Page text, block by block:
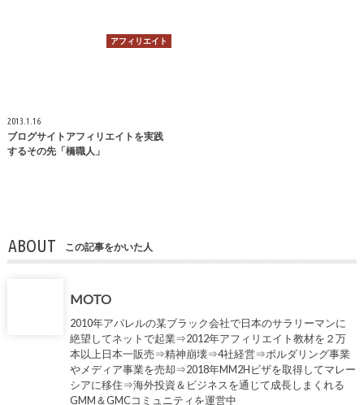
アフィリエイト
2013.1.16
ブログサイトアフィリエイトを実践
するその先「橋職人」
ABOUT この記事をかいた人
MOTO
2010年アパレルの某ブラック会社で日本のサラリーマンに
絶望してネットで起業⇒2012年アフィリエイト教材を２万
本以上日本一販売⇒精神崩壊⇒4社経営⇒ボルダリング事業
やメディア事業を売却⇒2018年MM2Hビザを取得してマレー
シアに移住⇒海外投資＆ビジネスを通じて成長しまくれる
GMM＆GMCコミュニティを運営中